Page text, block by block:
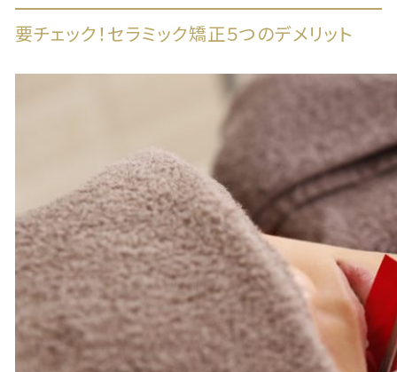
要チェック！セラミック矯正５つのデメリット